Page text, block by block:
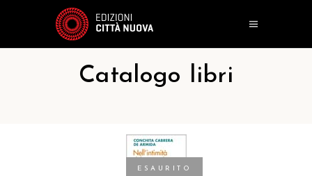
Catalogo libri
ESAURITO